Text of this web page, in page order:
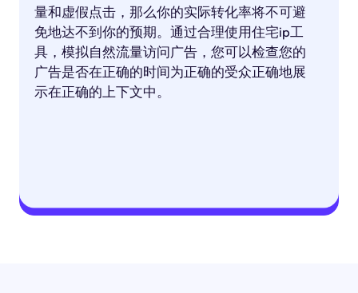
量和虚假点击，那么你的实际转化率将不可避
免地达不到你的预期。通过合理使用住宅ip工
具，模拟自然流量访问广告，您可以检查您的
广告是否在正确的时间为正确的受众正确地展
示在正确的上下文中。